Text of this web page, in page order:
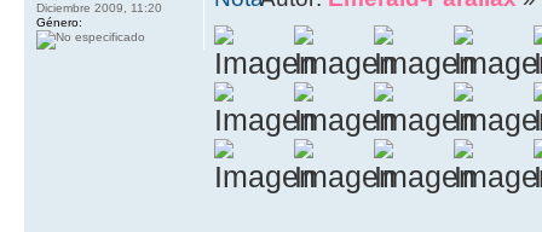
Diciembre 2009, 11:20
Género: